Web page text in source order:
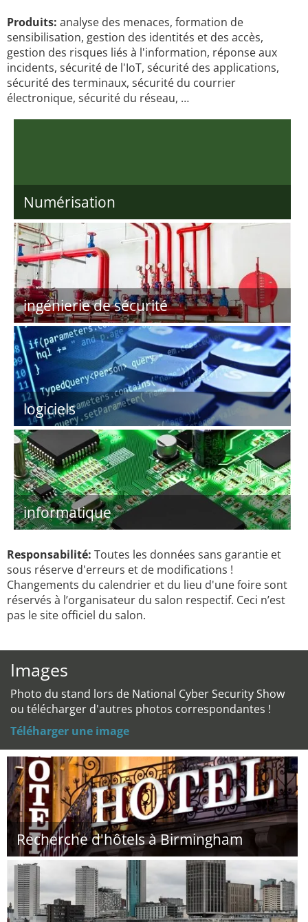
Produits: analyse des menaces, formation de
sensibilisation, gestion des identités et des accès,
gestion des risques liés à l'information, réponse aux
incidents, sécurité de l'IoT, sécurité des applications,
sécurité des terminaux, sécurité du courrier
électronique, sécurité du réseau, …
Numérisation
ingénierie de sécurité
logiciels
informatique
Responsabilité: Toutes les données sans garantie et
sous réserve d'erreurs et de modifications !
Changements du calendrier et du lieu d'une foire sont
réservés à l’organisateur du salon respectif. Ceci n’est
pas le site officiel du salon.
Images
Photo du stand lors de National Cyber Security Show
ou télécharger d'autres photos correspondantes !
Téléharger une image
Recherche d'hôtels à Birmingham